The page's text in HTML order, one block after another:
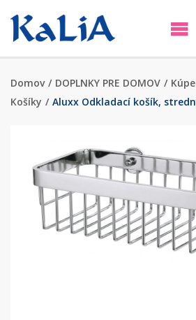
Domov / DOPLNKY PRE DOMOV /
Košíky / Aluxx Odkladací košík,